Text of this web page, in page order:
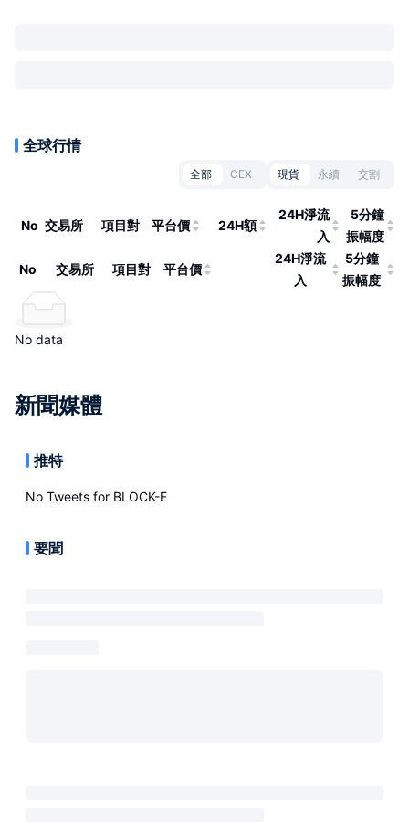
全球行情
全部 CEX 現貨 永續 交割
No 交易所 項目對 平台價 24H額
24H淨流
入
5分鐘
振幅度
No 交易所 項目對 平台價
24H淨流
入
5分鐘
振幅度
No data
新聞媒體
推特
No Tweets for BLOCK-E
要聞